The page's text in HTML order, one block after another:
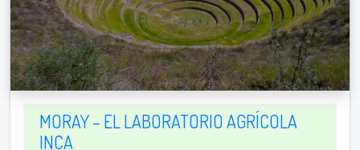
MORAY – EL LABORATORIO AGRÍCOLA
INCA